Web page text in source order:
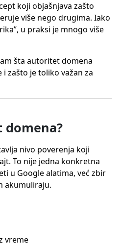
koji objašnjava zašto
više nego drugima. Iako
u praksi je mnogo više
šta autoritet domena
i zašto je toliko važan za
nivo poverenja koji
To nije jedna konkretna
u Google alatima, već zbir
akumuliraju.
vreme